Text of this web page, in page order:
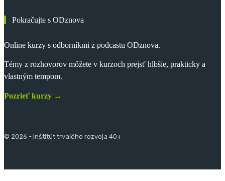
Pokračujte s ODznova
Online kurzy s odborníkmi z podcastu ODznova.
Témy z rozhovorov môžete v kurzoch prejsť hlbšie, prakticky a
vlastným tempom.
Pozrieť kurzy →
© 2026 - Inštitút trvalého rozvoja 40+